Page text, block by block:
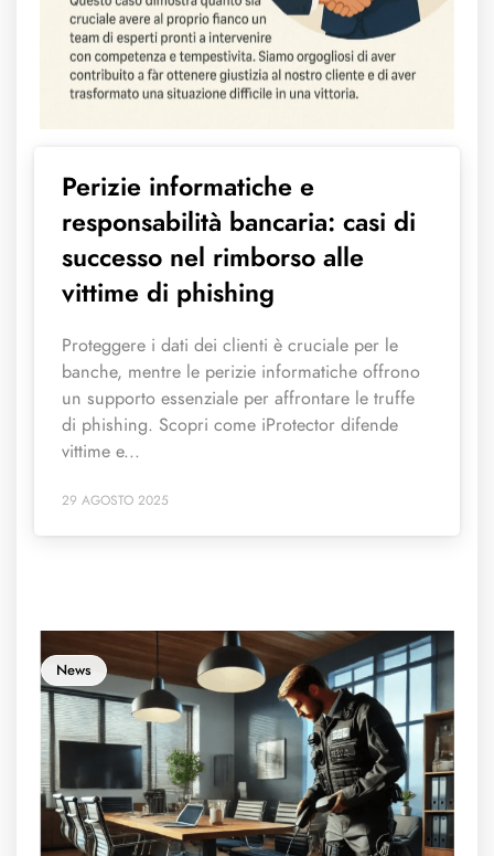
Perizie informatiche e
responsabilità bancaria: casi di
successo nel rimborso alle
vittime di phishing
Proteggere i dati dei clienti è cruciale per le
banche, mentre le perizie informatiche offrono
un supporto essenziale per affrontare le truffe
di phishing. Scopri come iProtector difende
vittime e...
29 AGOSTO 2025
News